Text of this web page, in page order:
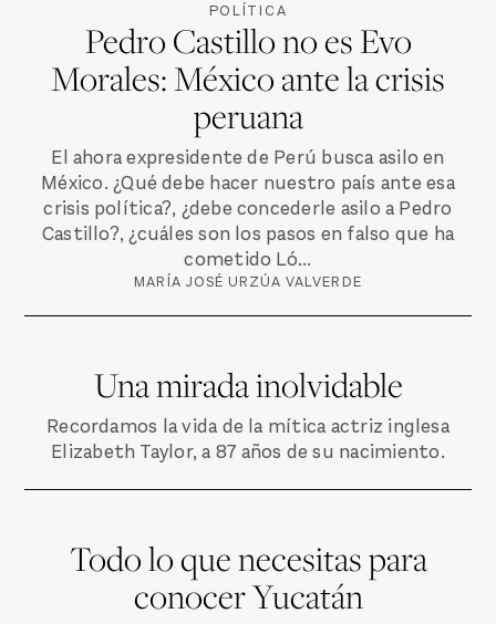
POLÍTICA
Pedro Castillo no es Evo
Morales: México ante la crisis
peruana
El ahora expresidente de Perú busca asilo en
México. ¿Qué debe hacer nuestro país ante esa
crisis política?, ¿debe concederle asilo a Pedro
Castillo?, ¿cuáles son los pasos en falso que ha
cometido Ló...
MARÍA JOSÉ URZÚA VALVERDE
Una mirada inolvidable
Recordamos la vida de la mítica actriz inglesa
Elizabeth Taylor, a 87 años de su nacimiento.
Todo lo que necesitas para
conocer Yucatán